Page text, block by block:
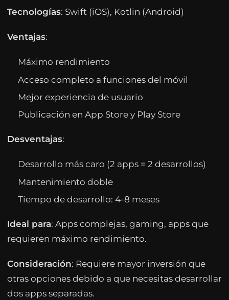
Tecnologías: Swift (iOS), Kotlin (Android)
Ventajas:
Máximo rendimiento
Acceso completo a funciones del móvil
Mejor experiencia de usuario
Publicación en App Store y Play Store
Desventajas:
Desarrollo más caro (2 apps = 2 desarrollos)
Mantenimiento doble
Tiempo de desarrollo: 4-8 meses
Ideal para: Apps complejas, gaming, apps que
requieren máximo rendimiento.
Consideración: Requiere mayor inversión que
otras opciones debido a que necesitas desarrollar
dos apps separadas.